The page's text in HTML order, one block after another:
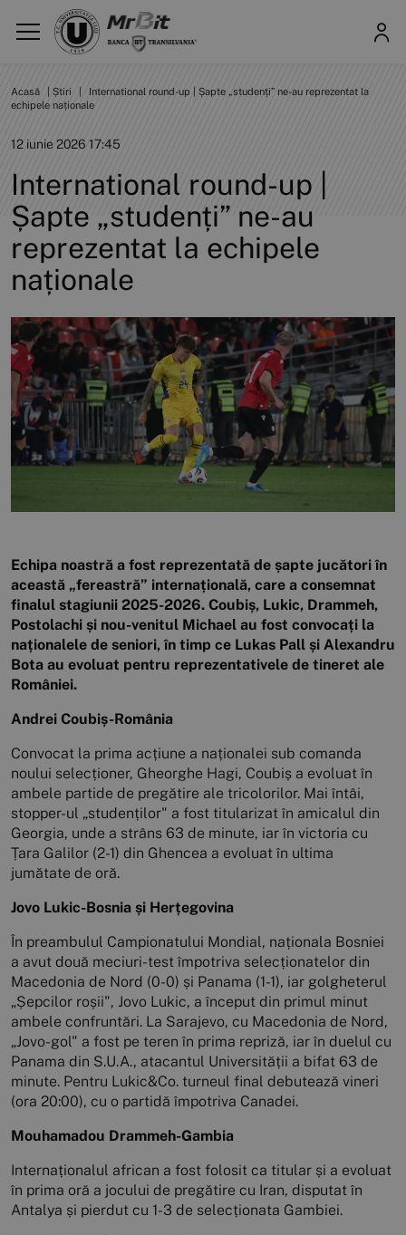
Acasă Știri
International round-up | Șapte „studenți” ne-au reprezentat la
echipele naționale
12 iunie 2026 17:45
International round-up |
Șapte „studenți” ne-au
reprezentat la echipele
naționale
Echipa noastră a fost reprezentată de șapte jucători în
această „fereastră” internațională, care a consemnat
finalul stagiunii 2025-2026. Coubiș, Lukic, Drammeh,
Postolachi și nou-venitul Michael au fost convocați la
naționalele de seniori, în timp ce Lukas Pall și Alexandru
Bota au evoluat pentru reprezentativele de tineret ale
României.
Andrei Coubiș-România
Convocat la prima acțiune a naționalei sub comanda
noului selecționer, Gheorghe Hagi, Coubiș a evoluat în
ambele partide de pregătire ale tricolorilor. Mai întâi,
stopper-ul „studenților" a fost titularizat în amicalul din
Georgia, unde a strâns 63 de minute, iar în victoria cu
Țara Galilor (2-1) din Ghencea a evoluat în ultima
jumătate de oră.
Jovo Lukic-Bosnia și Herțegovina
În preambulul Campionatului Mondial, naționala Bosniei
a avut două meciuri-test împotriva selecționatelor din
Macedonia de Nord (0-0) și Panama (1-1), iar golgheterul
„Șepcilor roșii", Jovo Lukic, a început din primul minut
ambele confruntări. La Sarajevo, cu Macedonia de Nord,
„Jovo-gol" a fost pe teren în prima repriză, iar în duelul cu
Panama din S.U.A., atacantul Universității a bifat 63 de
minute. Pentru Lukic&Co. turneul final debutează vineri
(ora 20:00), cu o partidă împotriva Canadei.
Mouhamadou Drammeh-Gambia
Internaționalul african a fost folosit ca titular și a evoluat
în prima oră a jocului de pregătire cu Iran, disputat în
Antalya și pierdut cu 1-3 de selecționata Gambiei.